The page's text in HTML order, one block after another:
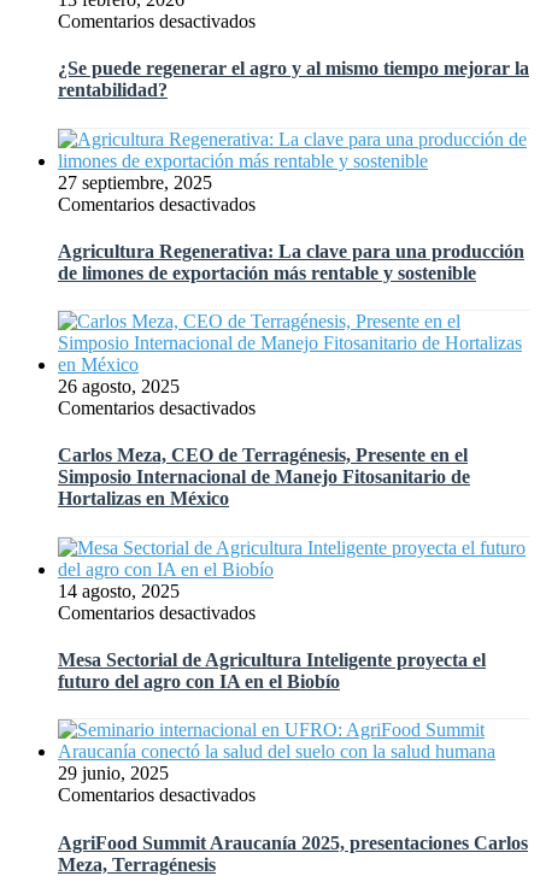
Comentarios desactivadosen
puede
regenerar
agro
y
al
tiempo
la
rentabilidad?
¿Se puede regenerar el agro y al mismo tiempo mejorar la
rentabilidad?
27 septiembre, 2025
Comentarios desactivadosen
Regenerativa:
La
para
una
producción
de
más
rentable
Agricultura Regenerativa: La clave para una producción
de limones de exportación más rentable y sostenible
26 agosto, 2025
Comentarios desactivadosen
Meza,
CEO
Presente
en
el
Internacional
Manejo
Fitosanitario
Hortalizas
en
Carlos Meza, CEO de Terragénesis, Presente en el
Simposio Internacional de Manejo Fitosanitario de
Hortalizas en México
14 agosto, 2025
Comentarios desactivadosen
Sectorial
de
Inteligente
proyecta
el
del
con
Mesa Sectorial de Agricultura Inteligente proyecta el
futuro del agro con IA en el Biobío
29 junio, 2025
Comentarios desactivadosen
Summit
Araucanía
AgriFood Summit Araucanía 2025, presentaciones Carlos
Meza, Terragénesis